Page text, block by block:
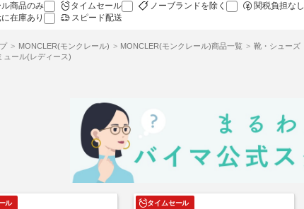
商品のみ タイムセール ノーブランドを除く
関税負担なし
在庫あり
スピード配送
MONCLER(モンクレール) MONCLER(モンクレール)商品一覧
靴・シューズ
ュール(レディース)
ル タイムセール